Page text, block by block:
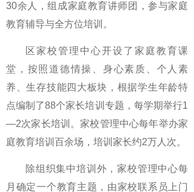
30余人，组成家庭教育讲师团，参与家庭
教育辅导与全方位培训。
区家校管理中心开设了家庭教育课
堂，按照道德情操、身心素质、个人素
养、生存技能四大板块，根据学生年龄特
点编制了88个家长培训专题，每学期举行1
—2次家长培训。家校管理中心每年举办家
庭教育培训百余场，培训家长约2万人次。
除组织集中培训外，家校管理中心每
月确定一个教育主题，由家校联系员上门